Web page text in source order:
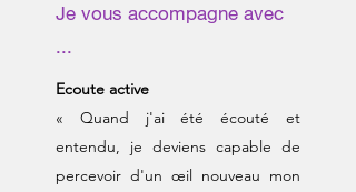
Je vous accompagne avec
...
Ecoute active
​« Quand j'ai été écouté et
entendu, je deviens capable de
percevoir d'un œil nouveau mon